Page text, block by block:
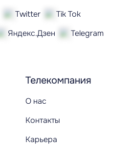
Телекомпания
О нас
Контакты
Карьера
Twitter
Tik Tok
Яндекс.Дзен
Telegram